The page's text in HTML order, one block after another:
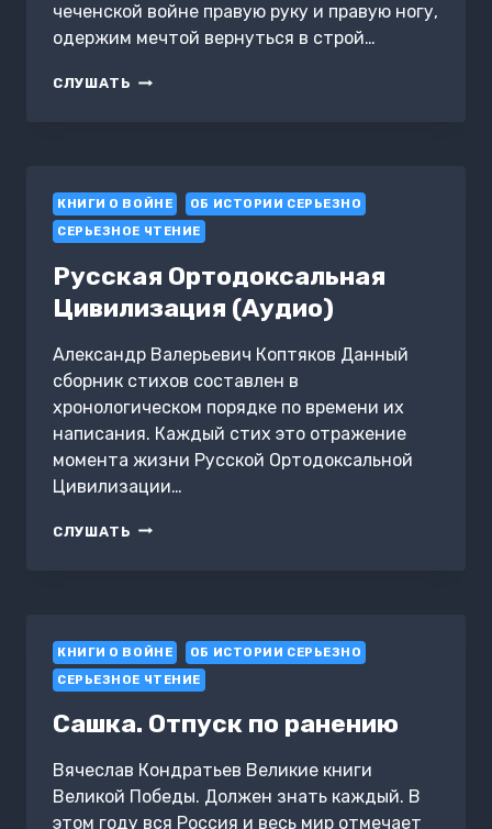
чеченской войне правую руку и правую ногу,
одержим мечтой вернуться в строй…
СЛУШАТЬ ПЕШИЙ
КНИГИ О ВОЙНЕ
ОБ ИСТОРИИ СЕРЬЕЗНО
СЕРЬЕЗНОЕ ЧТЕНИЕ
Русская Ортодоксальная
Цивилизация (Аудио)
Александр Валерьевич Коптяков Данный
сборник стихов составлен в
хронологическом порядке по времени их
написания. Каждый стих это отражение
момента жизни Русской Ортодоксальной
Цивилизации…
СЛУШАТЬ РУССКАЯ
КНИГИ О ВОЙНЕ
ОБ ИСТОРИИ СЕРЬЕЗНО
СЕРЬЕЗНОЕ ЧТЕНИЕ
Сашка. Отпуск по ранению
Вячеслав Кондратьев Великие книги
Великой Победы. Должен знать каждый. В
этом году вся Россия и весь мир отмечает